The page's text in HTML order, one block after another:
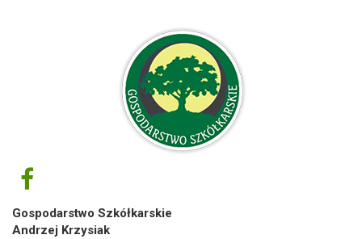
Gospodarstwo Szkółkarskie
Andrzej Krzysiak